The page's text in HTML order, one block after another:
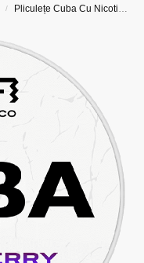
/ Pliculețe Cuba Cu Nicotină